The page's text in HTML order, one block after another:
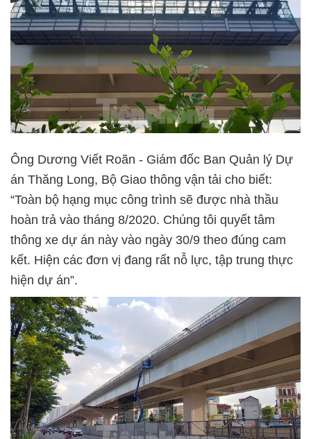
Ông Dương Viết Roãn - Giám đốc Ban Quản lý Dự
án Thăng Long, Bộ Giao thông vận tải cho biết:
“Toàn bộ hạng mục công trình sẽ được nhà thầu
hoàn trả vào tháng 8/2020. Chúng tôi quyết tâm
thông xe dự án này vào ngày 30/9 theo đúng cam
kết. Hiện các đơn vị đang rất nỗ lực, tập trung thực
hiện dự án”.